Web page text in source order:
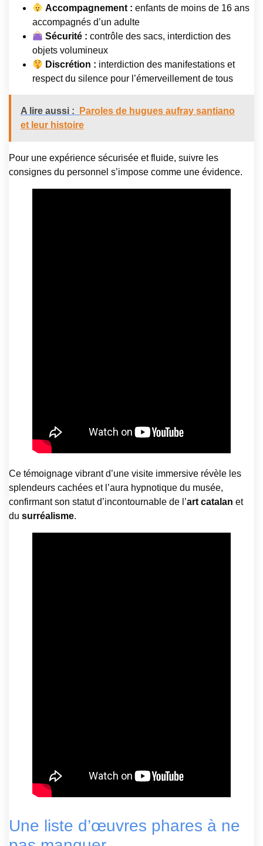
Accompagnement : enfants de moins de 16 ans
accompagnés d’un adulte
Sécurité : contrôle des sacs, interdiction des
objets volumineux
Discrétion : interdiction des manifestations et
respect du silence pour l’émerveillement de tous
A lire aussi :
Paroles de hugues aufray santiano
et leur histoire
Pour une expérience sécurisée et fluide, suivre les
consignes du personnel s’impose comme une évidence.
Ce témoignage vibrant d’une visite immersive révèle les
splendeurs cachées et l’aura hypnotique du musée,
confirmant son statut d’incontournable de l’art catalan et
du surréalisme.
Une liste d’œuvres phares à ne